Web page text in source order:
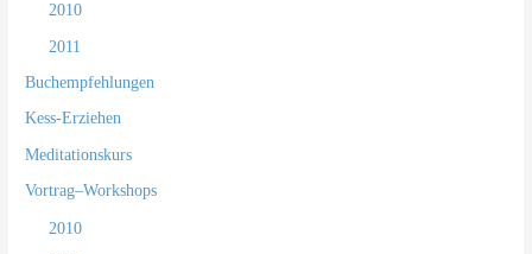
2010
2011
Buchempfehlungen
Kess-Erziehen
Meditationskurs
Vortrag–Workshops
2010